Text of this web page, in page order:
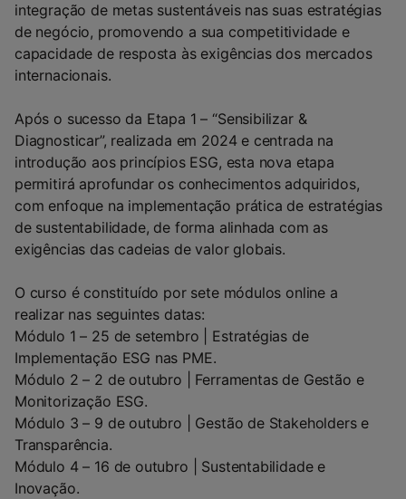
integração de metas sustentáveis nas suas estratégias
de negócio, promovendo a sua competitividade e
capacidade de resposta às exigências dos mercados
internacionais.
Após o sucesso da Etapa 1 – “Sensibilizar &
Diagnosticar”, realizada em 2024 e centrada na
introdução aos princípios ESG, esta nova etapa
permitirá aprofundar os conhecimentos adquiridos,
com enfoque na implementação prática de estratégias
de sustentabilidade, de forma alinhada com as
exigências das cadeias de valor globais.
O curso é constituído por sete módulos online a
realizar nas seguintes datas:
Módulo 1 – 25 de setembro | Estratégias de
Implementação ESG nas PME.
Módulo 2 – 2 de outubro | Ferramentas de Gestão e
Monitorização ESG.
Módulo 3 – 9 de outubro | Gestão de Stakeholders e
Transparência.
Módulo 4 – 16 de outubro | Sustentabilidade e
Inovação.